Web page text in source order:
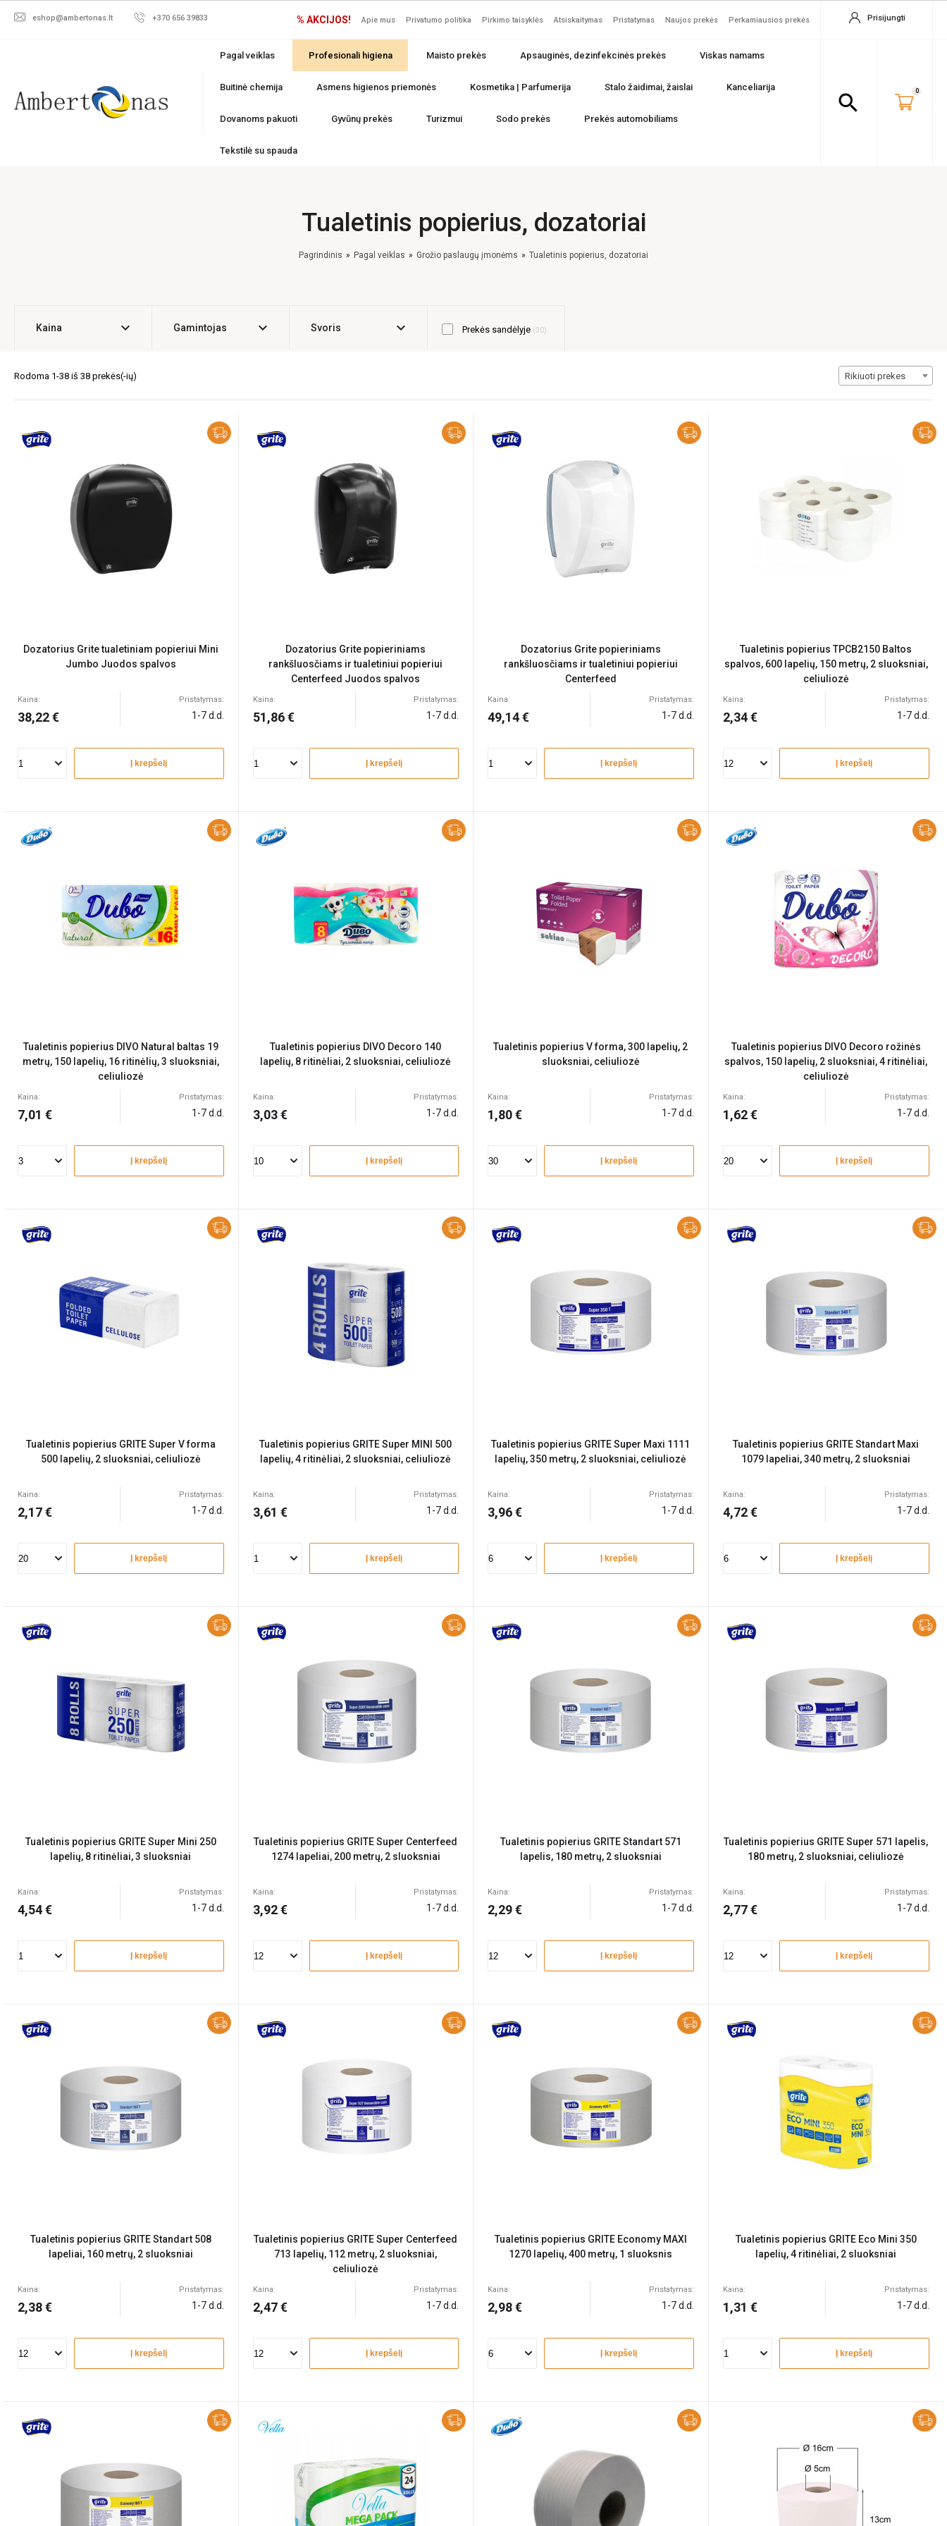
eshop@ambertonas.lt +370 656 39833 % AKCIJOS! Apie mus Privatumo politika Pirkimo taisyklės Atsiskaitymas Pristatymas Naujos prekės Perkamiausios prekės Prisijungti
Pagal veiklas Profesionali higiena Maisto prekės Apsauginės, dezinfekcinės prekės Viskas namams
Buitinė chemija Asmens higienos priemonės Kosmetika | Parfumerija Stalo žaidimai, žaislai Kanceliarija
Dovanoms pakuoti Gyvūnų prekės Turizmui Sodo prekės Prekės automobiliams
Tekstilė su spauda
search 0
Tualetinis popierius, dozatoriai
Pagrindinis Pagal veiklas Grožio paslaugų įmonėms Tualetinis popierius, dozatoriai
Kaina expand_more Gamintojas expand_more Svoris expand_more Prekės sandėlyje 30
Rodoma 1-38 iš 38 prekės(-ių) Rikiuoti prekes
Dozatorius Grite tualetiniam popieriui Mini
Jumbo Juodos spalvos
Kaina:
38,22 €
Pristatymas:
1-7 d.d.
Į krepšelį
Dozatorius Grite popieriniams
rankšluosčiams ir tualetiniui popieriui
Centerfeed Juodos spalvos
Kaina:
51,86 €
Pristatymas:
1-7 d.d.
Į krepšelį
Dozatorius Grite popieriniams
rankšluosčiams ir tualetiniui popieriui
Centerfeed
Kaina:
49,14 €
Pristatymas:
1-7 d.d.
Į krepšelį
Tualetinis popierius TPCB2150 Baltos
spalvos, 600 lapelių, 150 metrų, 2 sluoksniai,
celiuliozė
Kaina:
2,34 €
Pristatymas:
1-7 d.d.
Į krepšelį
Tualetinis popierius DIVO Natural baltas 19
metrų, 150 lapelių, 16 ritinėlių, 3 sluoksniai,
celiuliozė
Kaina:
7,01 €
Pristatymas:
1-7 d.d.
Į krepšelį
Tualetinis popierius DIVO Decoro 140
lapelių, 8 ritinėliai, 2 sluoksniai, celiuliozė
Kaina:
3,03 €
Pristatymas:
1-7 d.d.
Į krepšelį
Tualetinis popierius V forma, 300 lapelių, 2
sluoksniai, celiuliozė
Kaina:
1,80 €
Pristatymas:
1-7 d.d.
Į krepšelį
Tualetinis popierius DIVO Decoro rožinės
spalvos, 150 lapelių, 2 sluoksniai, 4 ritinėliai,
celiuliozė
Kaina:
1,62 €
Pristatymas:
1-7 d.d.
Į krepšelį
Tualetinis popierius GRITE Super V forma
500 lapelių, 2 sluoksniai, celiuliozė
Kaina:
2,17 €
Pristatymas:
1-7 d.d.
Į krepšelį
Tualetinis popierius GRITE Super MINI 500
lapelių, 4 ritinėliai, 2 sluoksniai, celiuliozė
Kaina:
3,61 €
Pristatymas:
1-7 d.d.
Į krepšelį
Tualetinis popierius GRITE Super Maxi 1111
lapelių, 350 metrų, 2 sluoksniai, celiuliozė
Kaina:
3,96 €
Pristatymas:
1-7 d.d.
Į krepšelį
Tualetinis popierius GRITE Standart Maxi
1079 lapeliai, 340 metrų, 2 sluoksniai
Kaina:
4,72 €
Pristatymas:
1-7 d.d.
Į krepšelį
Tualetinis popierius GRITE Super Mini 250
lapelių, 8 ritinėliai, 3 sluoksniai
Kaina:
4,54 €
Pristatymas:
1-7 d.d.
Į krepšelį
Tualetinis popierius GRITE Super Centerfeed
1274 lapeliai, 200 metrų, 2 sluoksniai
Kaina:
3,92 €
Pristatymas:
1-7 d.d.
Į krepšelį
Tualetinis popierius GRITE Standart 571
lapelis, 180 metrų, 2 sluoksniai
Kaina:
2,29 €
Pristatymas:
1-7 d.d.
Į krepšelį
Tualetinis popierius GRITE Super 571 lapelis,
180 metrų, 2 sluoksniai, celiuliozė
Kaina:
2,77 €
Pristatymas:
1-7 d.d.
Į krepšelį
Tualetinis popierius GRITE Standart 508
lapeliai, 160 metrų, 2 sluoksniai
Kaina:
2,38 €
Pristatymas:
1-7 d.d.
Į krepšelį
Tualetinis popierius GRITE Super Centerfeed
713 lapelių, 112 metrų, 2 sluoksniai,
celiuliozė
Kaina:
2,47 €
Pristatymas:
1-7 d.d.
Į krepšelį
Tualetinis popierius GRITE Economy MAXI
1270 lapelių, 400 metrų, 1 sluoksnis
Kaina:
2,98 €
Pristatymas:
1-7 d.d.
Į krepšelį
Tualetinis popierius GRITE Eco Mini 350
lapelių, 4 ritinėliai, 2 sluoksniai
Kaina:
1,31 €
Pristatymas:
1-7 d.d.
Į krepšelį